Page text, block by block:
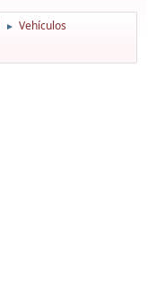
► Vehículos